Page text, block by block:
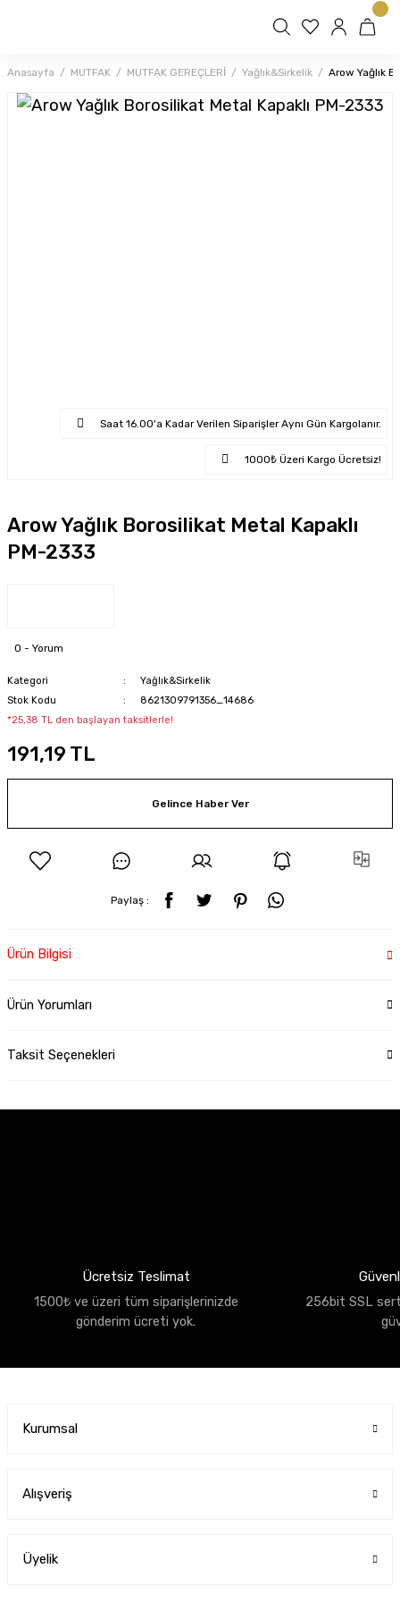
Anasayfa MUTFAK MUTFAK GEREÇLERİ Yağlık&Sirkelik Arow Yağlık
Saat 16.00'a Kadar Verilen Siparişler Aynı Gün Kargolanır.
1000₺ Üzeri Kargo Ücretsiz!
Arow Yağlık Borosilikat Metal Kapaklı
PM-2333
0 - Yorum
Kategori
Yağlık&Sirkelik
Stok Kodu
8621309791356_14686
*25,38 TL den başlayan taksitlerle!
191,19 TL
Gelince Haber Ver
Paylaş :
Ürün Bilgisi
Ürün Yorumları
Taksit Seçenekleri
Ücretsiz Teslimat
1500₺ ve üzeri tüm siparişlerinizde
gönderim ücreti yok.
256bit SSL
Kurumsal
Alışveriş
Üyelik